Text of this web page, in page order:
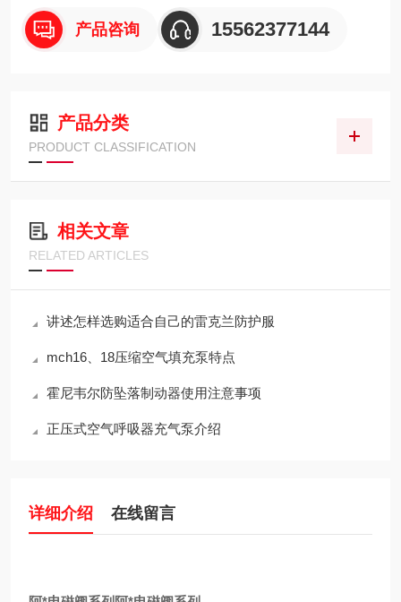
产品咨询 15562377144
产品分类
PRODUCT CLASSIFICATION
相关文章
RELATED ARTICLES
讲述怎样选购适合自己的雷克兰防护服
mch16、18压缩空气填充泵特点
霍尼韦尔防坠落制动器使用注意事项
正压式空气呼吸器充气泵介绍
详细介绍 在线留言